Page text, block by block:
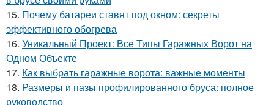
15. Почему батареи ставят под окном: секреты
эффективного обогрева
16. Уникальный Проект: Все Типы Гаражных Ворот на
Одном Объекте
17. Как выбрать гаражные ворота: важные моменты
18. Размеры и пазы профилированного бруса: полное
руководство